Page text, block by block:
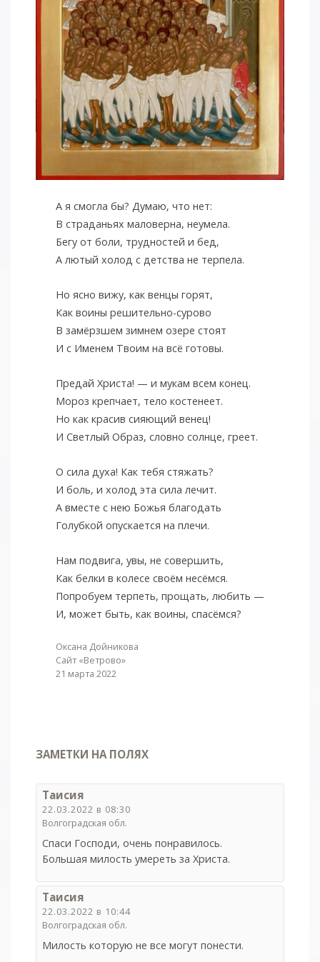
А я смогла бы? Думаю, что нет:
В страданьях маловерна, неумела.
Бегу от боли, трудностей и бед,
А лютый холод с детства не терпела.
Но ясно вижу, как венцы горят,
Как воины решительно-сурово
В замёрзшем зимнем озере стоят
И с Именем Твоим на всё готовы.
Предай Христа! — и мукам всем конец.
Мороз крепчает, тело костенеет.
Но как красив сияющий венец!
И Светлый Образ, словно солнце, греет.
О сила духа! Как тебя стяжать?
И боль, и холод эта сила лечит.
А вместе с нею Божья благодать
Голубкой опускается на плечи.
Нам подвига, увы, не совершить,
Как белки в колесе своём несёмся.
Попробуем терпеть, прощать, любить —
И, может быть, как воины, спасёмся?
Оксана Дойникова
Сайт «Ветрово»
21 марта 2022
ЗАМЕТКИ НА ПОЛЯХ
Таисия
22.03.2022 в 08:30
Волгоградская обл.
Спаси Господи, очень понравилось.
Большая милость умереть за Христа.
Таисия
22.03.2022 в 10:44
Волгоградская обл.
Милость которую не все могут понести.